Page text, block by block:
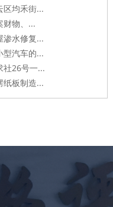
区均禾街...
财物、...
渗水修复...
型汽车的...
社26号一...
纸板制造...